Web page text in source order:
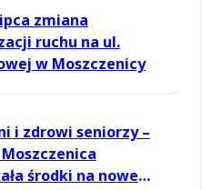
zmiana
ruchu na ul.
w Moszczenicy
i zdrowi seniorzy –
środki na nowe